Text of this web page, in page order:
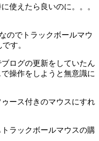
使えたら良いのに。。。
のでトラックボールマウ
す。
ログの更新をしていたん
操作をしようと無意識に
ース付きのマウスにすれ
ラックボールマウスの購